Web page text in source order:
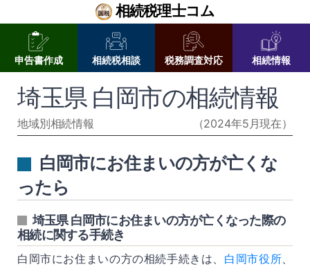
相続税理士コム
申告書作成 相続税相談 税務調査対応 相続情報
埼玉県 白岡市の相続情報
地域別相続情報 （2024年5月現在）
白岡市にお住まいの方が亡くな
ったら
埼玉県 白岡市にお住まいの方が亡くなった際の
相続に関する手続き
白岡市にお住まいの方の相続手続きは、 白岡市役所